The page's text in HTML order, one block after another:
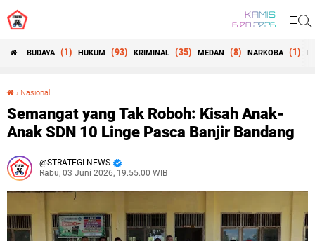
KAMIS
6 08 2026
BUDAYA (1) HUKUM (93) KRIMINAL (35) MEDAN (8) NARKOBA (1)
› Nasional
Semangat yang Tak Roboh: Kisah Anak-
Anak SDN 10 Linge Pasca Banjir Bandang
STRATEGI NEWS
Rabu, 03 Juni 2026, 19.55.00 WIB